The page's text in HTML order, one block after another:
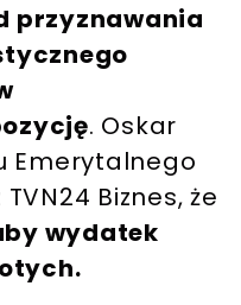
przyznawania
. Oskar
Emerytalnego
Biznes, że
wydatek